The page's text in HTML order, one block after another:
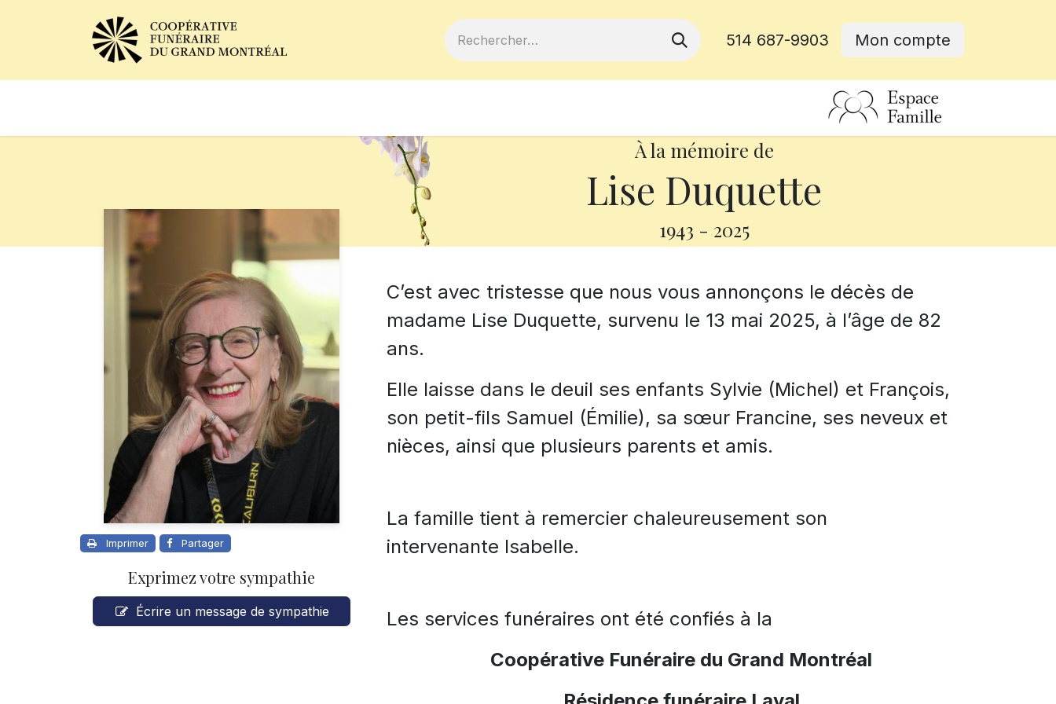
514 687-9903 Mon compte
À la mémoire de
Lise Duquette
1943 - 2025
Imprimer Partager
Exprimez votre sympathie
Écrire un message de sympathie
C’est avec tristesse que nous vous annonçons le décès de
madame Lise Duquette, survenu le 13 mai 2025, à l’âge de 82
ans.
Elle laisse dans le deuil ses enfants Sylvie (Michel) et François,
son petit-fils Samuel (Émilie), sa sœur Francine, ses neveux et
nièces, ainsi que plusieurs parents et amis.
La famille tient à remercier chaleureusement son
intervenante Isabelle.
Les services funéraires ont été confiés à la
Coopérative Funéraire du Grand Montréal